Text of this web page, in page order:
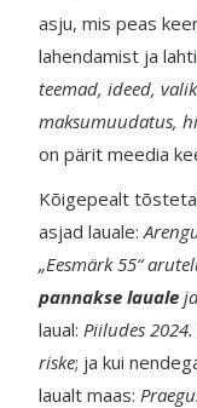
asju, mis peas
lahendamist ja
teemad, ideed,
maksumuudatus,
on pärit meedia
Kõigepealt
asjad lauale:
„Eesmärk 55“
pannakse lauale
laual:Piiludes
riske; ja kui
laualt maas: